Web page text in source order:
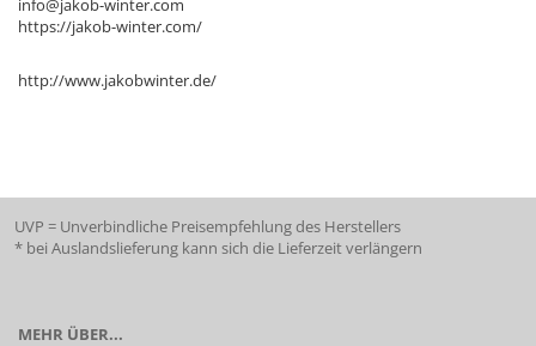
https://jakob-winter.com/
http://www.jakobwinter.de/
UVP = Unverbindliche Preisempfehlung des Herstellers
* bei Auslandslieferung kann sich die Lieferzeit verlängern
MEHR ÜBER...